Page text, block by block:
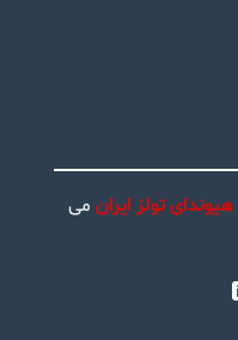
هیوندای تولز ایران می